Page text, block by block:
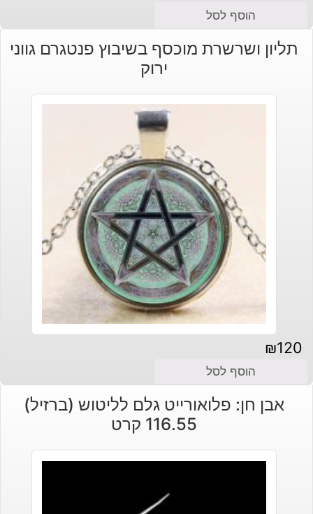
הוסף לסל
תליון ושרשרת מוכסף בשיבוץ פנטגרם גווני
ירוק
₪120
הוסף לסל
אבן חן: פלואורייט גלם לליטוש (ברזיל)
116.55 קרט